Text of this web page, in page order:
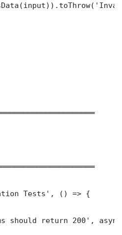
Tests', () => {
should return 200',